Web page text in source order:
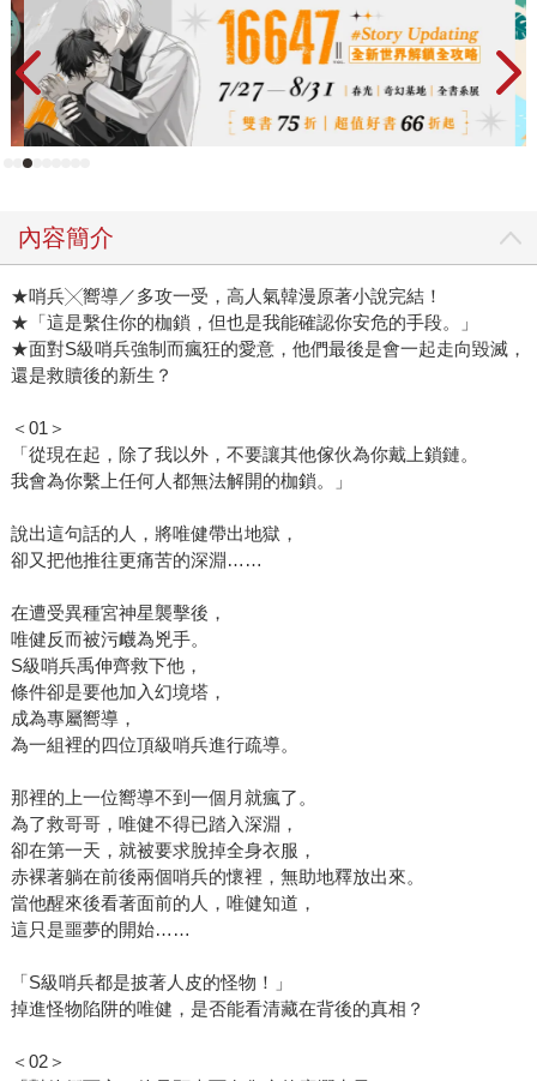
內容簡介
★哨兵╳嚮導／多攻一受，高人氣韓漫原著小說完結！
★「這是繫住你的枷鎖，但也是我能確認你安危的手段。」
★面對S級哨兵強制而瘋狂的愛意，他們最後是會一起走向毀滅，
還是救贖後的新生？
＜01＞
「從現在起，除了我以外，不要讓其他傢伙為你戴上鎖鏈。
我會為你繫上任何人都無法解開的枷鎖。」
說出這句話的人，將唯健帶出地獄，
卻又把他推往更痛苦的深淵……
在遭受異種宮神星襲擊後，
唯健反而被污衊為兇手。
S級哨兵禹伸齊救下他，
條件卻是要他加入幻境塔，
成為專屬嚮導，
為一組裡的四位頂級哨兵進行疏導。
那裡的上一位嚮導不到一個月就瘋了。
為了救哥哥，唯健不得已踏入深淵，
卻在第一天，就被要求脫掉全身衣服，
赤裸著躺在前後兩個哨兵的懷裡，無助地釋放出來。
當他醒來後看著面前的人，唯健知道，
這只是噩夢的開始……
「S級哨兵都是披著人皮的怪物！」
掉進怪物陷阱的唯健，是否能看清藏在背後的真相？
＜02＞